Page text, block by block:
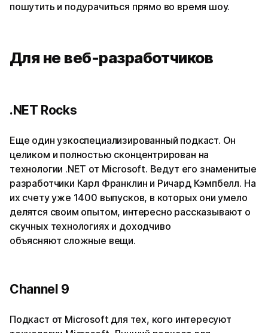
пошутить и подурачиться прямо во время шоу.
Для не веб-разработчиков
.NET Rocks
Еще один узкоспециализированный подкаст. Он
целиком и полностью сконцентрирован на
технологии .NET от Microsoft. Ведут его знаменитые
разработчики Карл Франклин и Ричард Кэмпбелл. На
их счету уже 1400 выпусков, в которых они умело
делятся своим опытом, интересно рассказывают о
скучных технологиях и доходчиво
объясняют сложные вещи.
Channel 9
Подкаст от Microsoft для тех, кого интересуют